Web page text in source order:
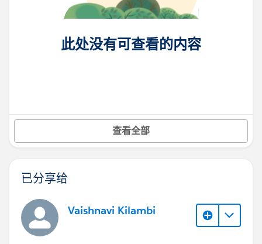
此处没有可查看的内容
查看全部
已分享给
Vaishnavi Kilambi